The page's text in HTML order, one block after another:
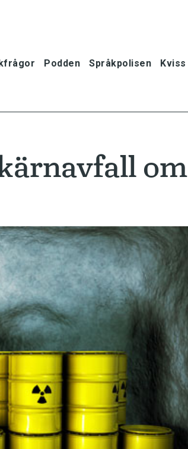
Podden Språkpolisen Kviss
om